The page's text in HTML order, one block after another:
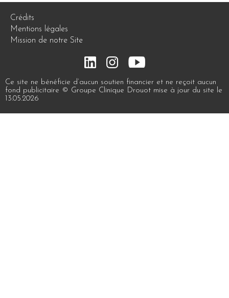
Crédits
Mentions légales
Mission de notre Site
Ce site ne bénéficie d’aucun soutien financier et ne reçoit aucun
fond publicitaire © Groupe Clinique Drouot mise à jour du site le
13.05.2026